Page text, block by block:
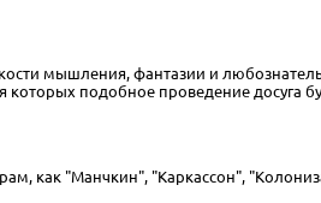
мышления, фантазии и
подобное проведение досуга
как "Манчкин", "Каркассон",